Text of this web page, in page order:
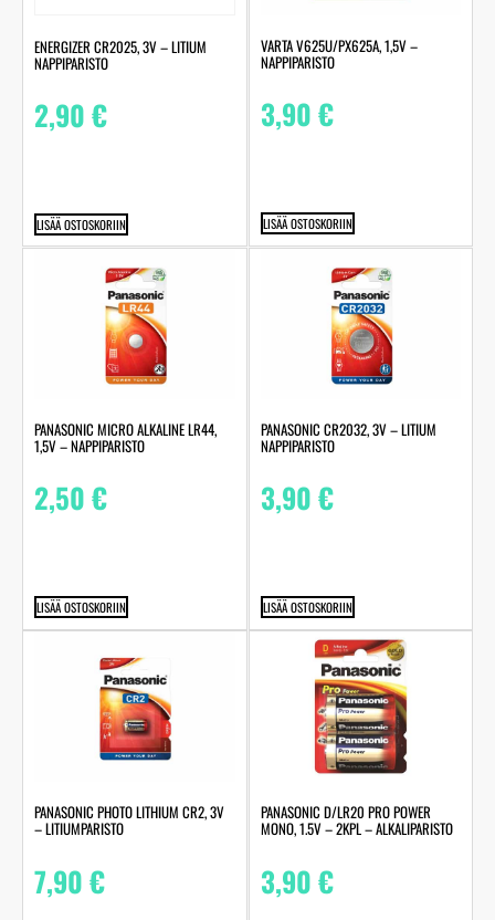
ENERGIZER CR2025, 3V – LITIUM
NAPPIPARISTO
2,90€
LISÄÄ OSTOSKORIIN
VARTA V625U/PX625A, 1,5V –
NAPPIPARISTO
3,90€
LISÄÄ OSTOSKORIIN
PANASONIC MICRO ALKALINE LR44,
1,5V – NAPPIPARISTO
2,50€
LISÄÄ OSTOSKORIIN
PANASONIC CR2032, 3V – LITIUM
NAPPIPARISTO
3,90€
LISÄÄ OSTOSKORIIN
PANASONIC PHOTO LITHIUM CR2, 3V
– LITIUMPARISTO
7,90€
PANASONIC D/LR20 PRO POWER
MONO, 1.5V – 2KPL – ALKALIPARISTO
3,90€